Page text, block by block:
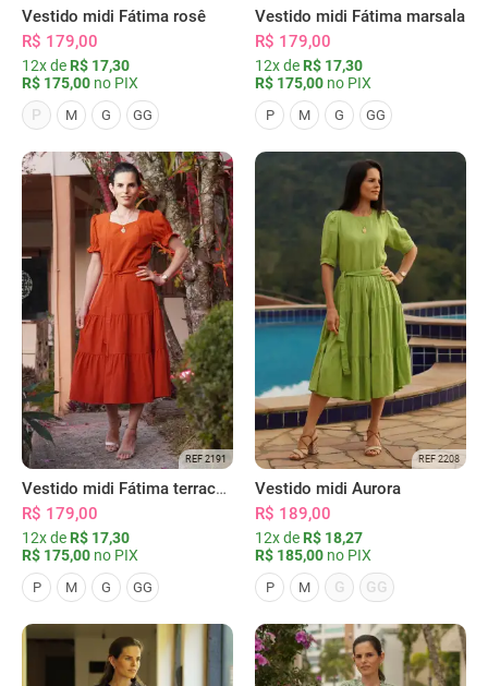
Vestido midi Fátima rosê
R$ 179,00
12x de R$ 17,30
R$ 175,00 no PIX
P
M G GG
Vestido midi Fátima marsala
R$ 179,00
12x de R$ 17,30
R$ 175,00 no PIX
P M G GG
REF 2191
Vestido midi Fátima terracota
R$ 179,00
12x de R$ 17,30
R$ 175,00 no PIX
P M G GG
REF 2208
Vestido midi Aurora
R$ 189,00
12x de R$ 18,27
R$ 185,00 no PIX
P M G GG